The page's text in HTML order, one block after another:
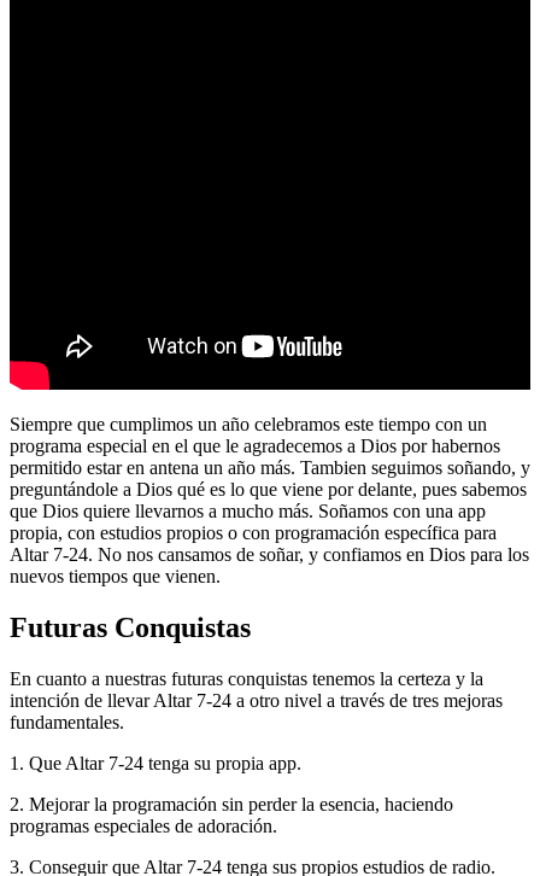
Siempre que cumplimos un año celebramos este tiempo con un
programa especial en el que le agradecemos a Dios por habernos
permitido estar en antena un año más. Tambien seguimos soñando, y
preguntándole a Dios qué es lo que viene por delante, pues sabemos
que Dios quiere llevarnos a mucho más. Soñamos con una app
propia, con estudios propios o con programación específica para
Altar 7-24. No nos cansamos de soñar, y confiamos en Dios para los
nuevos tiempos que vienen.
Futuras Conquistas
En cuanto a nuestras futuras conquistas tenemos la certeza y la
intención de llevar Altar 7-24 a otro nivel a través de tres mejoras
fundamentales.
1. Que Altar 7-24 tenga su propia app.
2. Mejorar la programación sin perder la esencia, haciendo
programas especiales de adoración.
3. Conseguir que Altar 7-24 tenga sus propios estudios de radio.